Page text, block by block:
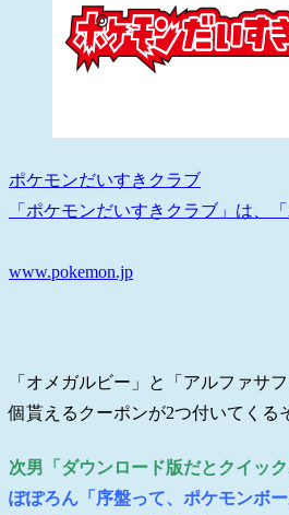
ポケモンだいすきクラブ
「ポケモンだいすきクラブ」は、
www.pokemon.jp
「オメガルビー」と「アルファサ
個貰えるクーポンが2つ付いてくる
次男「ダウンロード版だとクイッ
ぽぽろん「序盤って、ポケモンボ